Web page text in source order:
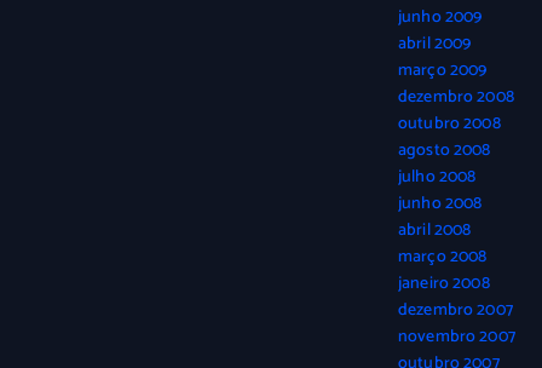
junho 2009
abril 2009
março 2009
dezembro 2008
outubro 2008
agosto 2008
julho 2008
junho 2008
abril 2008
março 2008
janeiro 2008
dezembro 2007
novembro 2007